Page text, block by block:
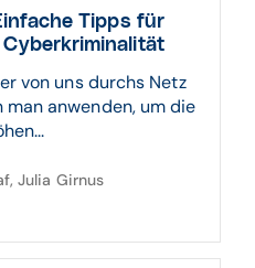
Tipps für
von uns durchs Netz
anwenden, um die
Julia Girnus